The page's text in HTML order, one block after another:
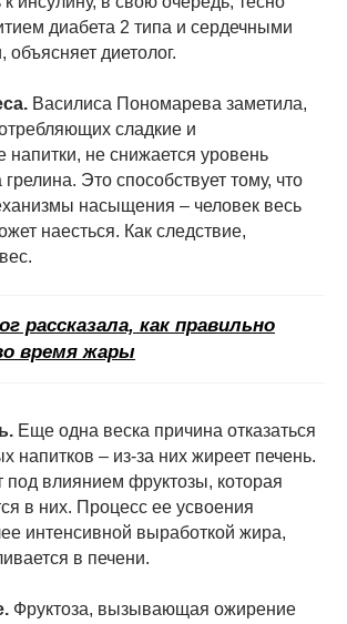
диабета 2 типа и сердечными
диетолог.
Василиса Пономарева заметила,
сладкие и
напитки, не снижается уровень
Это способствует тому, что
насыщения – человек весь
наесться. Как следствие,
рассказала, как правильно
время жары
Еще одна веска причина отказаться
напитков – из-за них жиреет печень.
под влиянием фруктозы, которая
в них. Процесс ее усвоения
интенсивной выработкой жира,
в печени.
Фруктоза, вызывающая ожирение